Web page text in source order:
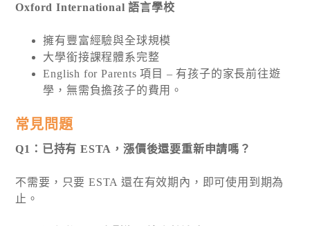
Oxford International 語言學校
擁有豐富經驗與全球規模
大學銜接課程體系完整
English for Parents 項目 – 有孩子的家長前往遊
學，無需負擔孩子的費用。
常見問題
Q1：已持有 ESTA，漲價後還要重新申請嗎？
不需要，只要 ESTA 還在有效期內，即可使用到期為
止。